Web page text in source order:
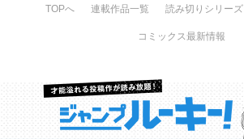
TOPへ 連載作品一覧 読み切りシリーズ
コミックス最新情報